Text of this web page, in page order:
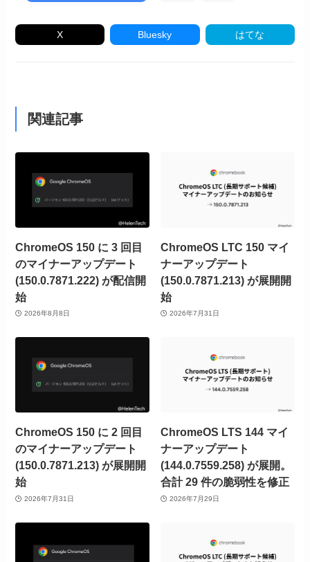
X Bluesky はてな
関連記事
ChromeOS 150 に 3 回目
のマイナーアップデート
(150.0.7871.222) が配信開
始
2026年8月8日
ChromeOS LTC 150 マイ
ナーアップデート
(150.0.7871.213) が展開開
始
2026年7月31日
ChromeOS 150 に 2 回目
のマイナーアップデート
(150.0.7871.213) が展開開
始
2026年7月31日
ChromeOS LTS 144 マイ
ナーアップデート
(144.0.7559.258) が展開。
合計 29 件の脆弱性を修正
2026年7月29日